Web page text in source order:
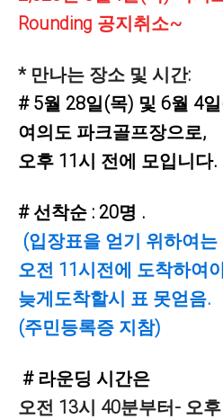
Rounding 공지취소~
* 만나는 장소 및 시간:
# 5월 28일(목) 및 6월 4
여의도 파크골프장으로,
오후 11시 전에 모입니다.
# 선착순 : 20명 .
(입장표을 얻기 위하여는
오전 11시전에 도착하여
늦게도착할시 표 못얻음.
(주민등록증 지참)
# 라운딩 시간은
오전 13시 40분부터- 오